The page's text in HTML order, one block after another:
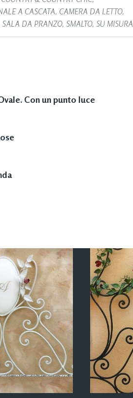
A CASCATA, CAMERA DA LETTO,
SALA DA PRANZO, SMALTO, SU MISURA
Con un punto luce